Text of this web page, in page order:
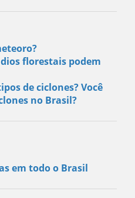
florestais podem
de ciclones? Você
no Brasil?
em todo o Brasil